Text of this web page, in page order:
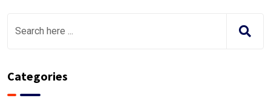
Categories